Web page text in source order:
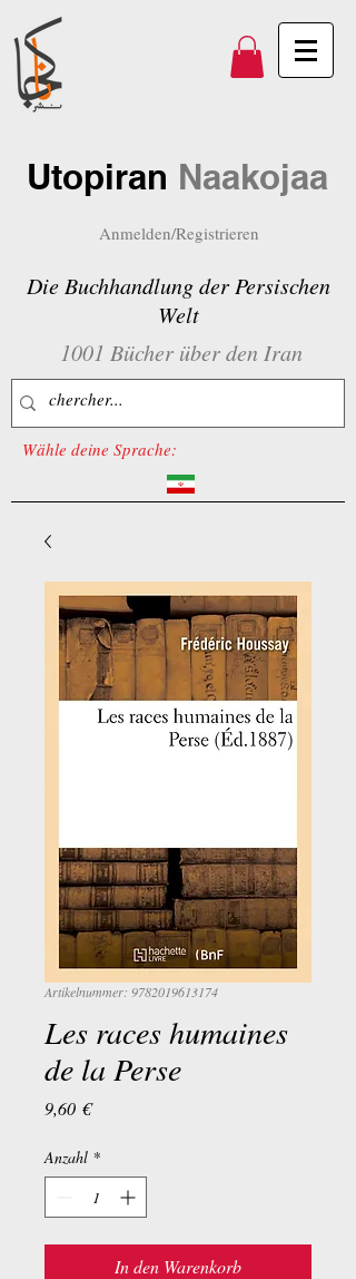
Utopiran Naakojaa
Anmelden/Registrieren
Die Buchhandlung der Persischen
Welt
1001 Bücher über den Iran
Wähle deine Sprache:
Artikelnummer: 9782019613174
Les races humaines
de la Perse
9,60 €Preis
Anzahl *
In den Warenkorb